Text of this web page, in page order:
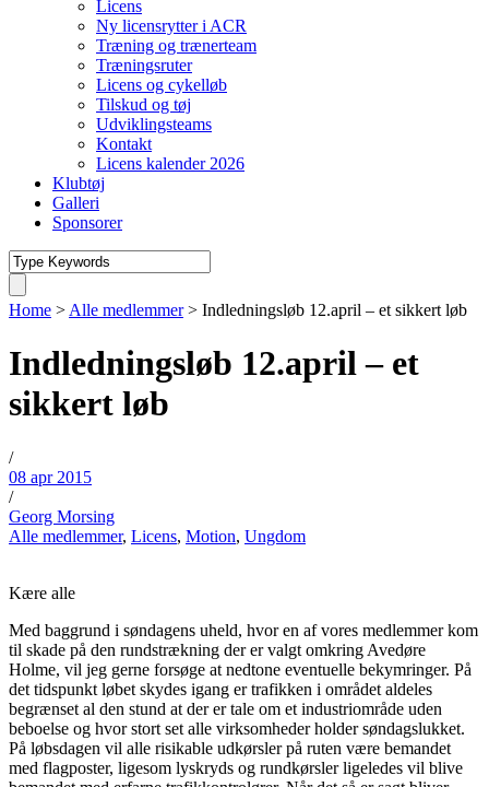
Licens
Ny licensrytter i ACR
Træning og trænerteam
Træningsruter
Licens og cykelløb
Tilskud og tøj
Udviklingsteams
Kontakt
Licens kalender 2026
Klubtøj
Galleri
Sponsorer
Home > Alle medlemmer > Indledningsløb 12.april – et sikkert løb
Indledningsløb 12.april – et
sikkert løb
/
08 apr 2015
/
Georg Morsing
Alle medlemmer, Licens, Motion, Ungdom
Kære alle
Med baggrund i søndagens uheld, hvor en af vores medlemmer kom
til skade på den rundstrækning der er valgt omkring Avedøre
Holme, vil jeg gerne forsøge at nedtone eventuelle bekymringer. På
det tidspunkt løbet skydes igang er trafikken i området aldeles
begrænset al den stund at der er tale om et industriområde uden
beboelse og hvor stort set alle virksomheder holder søndagslukket.
På løbsdagen vil alle risikable udkørsler på ruten være bemandet
med flagposter, ligesom lyskryds og rundkørsler ligeledes vil blive